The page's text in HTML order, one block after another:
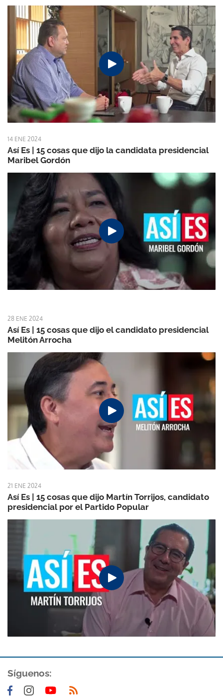
14 ENE 2024
Así Es | 15 cosas que dijo la candidata presidencial
Maribel Gordón
28 ENE 2024
Así Es | 15 cosas que dijo el candidato presidencial
Melitón Arrocha
21 ENE 2024
Así Es | 15 cosas que dijo Martín Torrijos, candidato
presidencial por el Partido Popular
Síguenos: